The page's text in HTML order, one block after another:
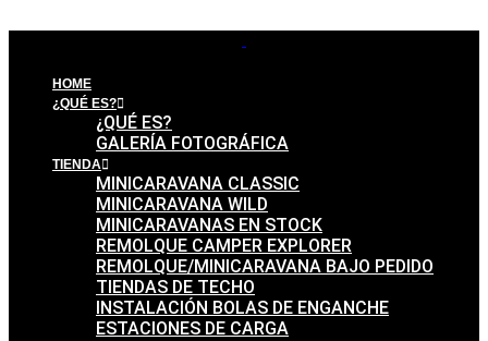
HOME
¿QUÉ ES?
¿QUÉ ES?
GALERÍA FOTOGRÁFICA
TIENDA
MINICARAVANA CLASSIC
MINICARAVANA WILD
MINICARAVANAS EN STOCK
REMOLQUE CAMPER EXPLORER
REMOLQUE/MINICARAVANA BAJO PEDIDO
TIENDAS DE TECHO
INSTALACIÓN BOLAS DE ENGANCHE
ESTACIONES DE CARGA